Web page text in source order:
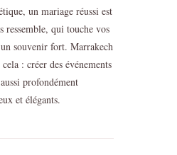
un mariage réussi est
ressemble, qui touche vos
souvenir fort. Marrakech
: créer des événements
profondément
et élégants.